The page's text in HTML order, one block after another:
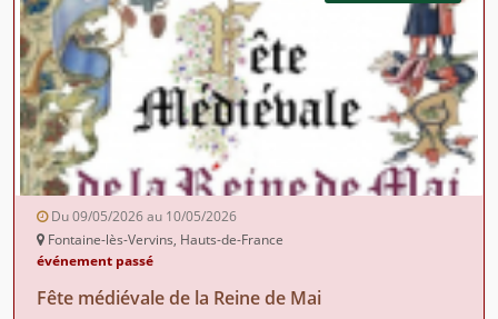
Du 09/05/2026 au 10/05/2026
Fontaine-lès-Vervins, Hauts-de-France
événement passé
Fête médiévale de la Reine de Mai